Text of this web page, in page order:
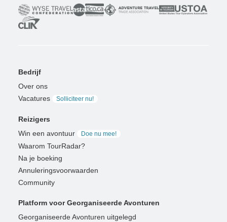
Bedrijf
Over ons
Vacatures
Solliciteer nu!
Reizigers
Win een avontuur
Doe nu mee!
Waarom TourRadar?
Na je boeking
Annuleringsvoorwaarden
Community
Platform voor Georganiseerde Avonturen
Georganiseerde Avonturen uitgelegd